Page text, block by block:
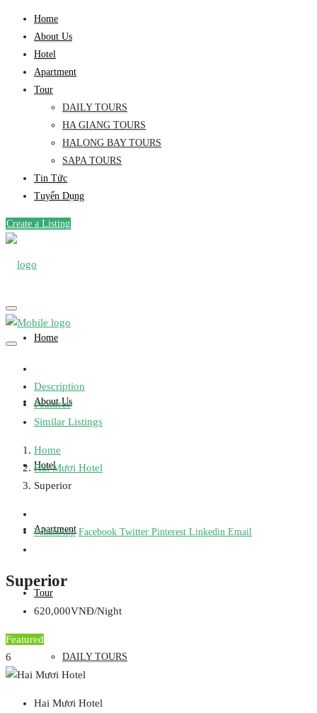
Home
About Us
Hotel
Apartment
Tour
DAILY TOURS
HA GIANG TOURS
HALONG BAY TOURS
SAPA TOURS
Tin Tức
Tuyển Dụng
Create a Listing
Home
About Us
Hotel
Apartment
Tour
DAILY TOURS
Description
Features
Similar Listings
Home
Hai Mươi Hotel
Superior
WhatsApp Facebook Twitter Pinterest Linkedin Email
Superior
620,000VNĐ/Night
Featured
6
Hai Mươi Hotel